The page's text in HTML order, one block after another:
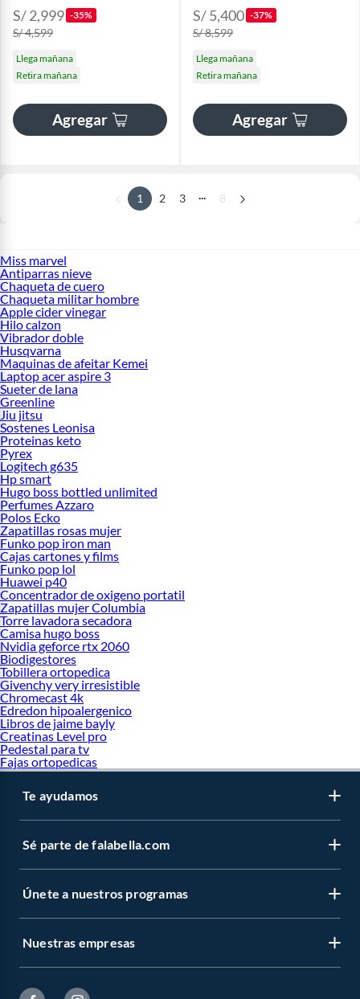
S/ 2,999 -35%
S/ 4,599
Llega mañana
Retira mañana
Agregar
S/ 5,400 -37%
S/ 8,599
Llega mañana
Retira mañana
Agregar
1 2 3 ... 8
Miss marvel
Antiparras nieve
Chaqueta de cuero
Chaqueta militar hombre
Apple cider vinegar
Hilo calzon
Vibrador doble
Husqvarna
Maquinas de afeitar Kemei
Laptop acer aspire 3
Sueter de lana
Greenline
Jiu jitsu
Sostenes Leonisa
Proteinas keto
Pyrex
Logitech g635
Hp smart
Hugo boss bottled unlimited
Perfumes Azzaro
Polos Ecko
Zapatillas rosas mujer
Funko pop iron man
Cajas cartones y films
Funko pop lol
Huawei p40
Concentrador de oxigeno portatil
Zapatillas mujer Columbia
Torre lavadora secadora
Camisa hugo boss
Nvidia geforce rtx 2060
Biodigestores
Tobillera ortopedica
Givenchy very irresistible
Chromecast 4k
Edredon hipoalergenico
Libros de jaime bayly
Creatinas Level pro
Pedestal para tv
Fajas ortopedicas
Te ayudamos
Sé parte de falabella.com
Únete a nuestros programas
Nuestras empresas